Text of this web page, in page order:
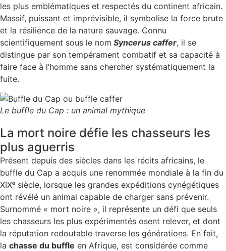
les plus emblématiques et respectés du continent africain.
Massif, puissant et imprévisible, il symbolise la force brute
et la résilience de la nature sauvage. Connu
scientifiquement sous le nom Syncerus caffer, il se
distingue par son tempérament combatif et sa capacité à
faire face à l’homme sans chercher systématiquement la
fuite.
Le buffle du Cap : un animal mythique
La mort noire défie les chasseurs les
plus aguerris
Présent depuis des siècles dans les récits africains, le
buffle du Cap a acquis une renommée mondiale à la fin du
XIXᵉ siècle, lorsque les grandes expéditions cynégétiques
ont révélé un animal capable de charger sans prévenir.
Surnommé « mort noire », il représente un défi que seuls
les chasseurs les plus expérimentés osent relever, et dont
la réputation redoutable traverse les générations. En fait,
la chasse du buffle en Afrique, est considérée comme